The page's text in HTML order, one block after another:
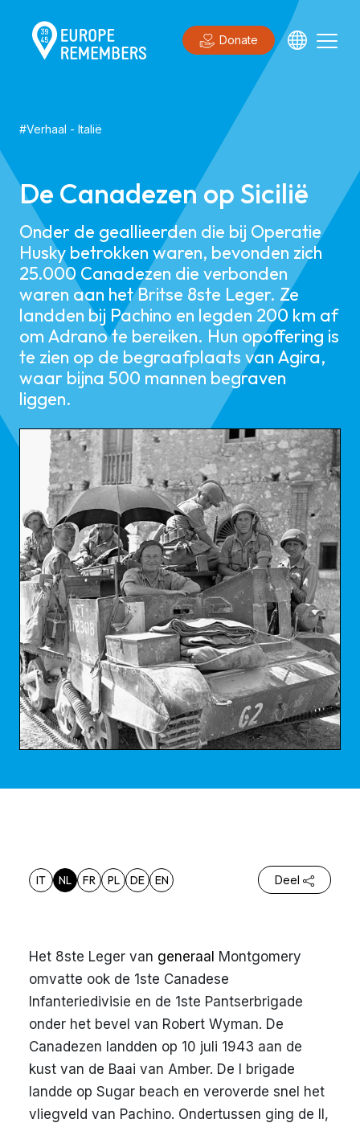
Donate
#Verhaal - Italië
De Canadezen op Sicilië
Onder de geallieerden die bij Operatie
Husky betrokken waren, bevonden zich
25.000 Canadezen die verbonden
waren aan het Britse 8ste Leger. Ze
landden bij Pachino en legden 200 km af
om Adrano te bereiken. Hun opoffering is
te zien op de begraafplaats van Agira,
waar bijna 500 mannen begraven
liggen.
IT NL FR PL DE EN Deel
Het 8ste Leger van generaal Montgomery
omvatte ook de 1ste Canadese
Infanteriedivisie en de 1ste Pantserbrigade
onder het bevel van Robert Wyman. De
Canadezen landden op 10 juli 1943 aan de
kust van de Baai van Amber. De I brigade
landde op Sugar beach en veroverde snel het
vliegveld van Pachino. Ondertussen ging de II,